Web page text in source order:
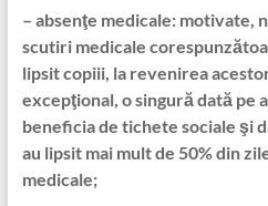
– absenţe medicale: motivate,
scutiri medicale
lipsit copiii, la revenirea
excepţional, o singură dată pe
beneficia de tichete sociale şi
au lipsit mai mult de 50% din
medicale;